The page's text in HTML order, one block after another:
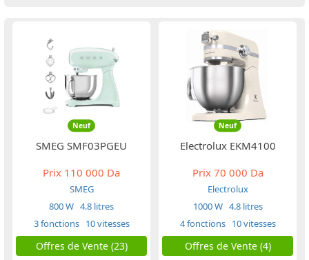
Neuf
SMEG SMF03PGEU
Prix 110 000 Da
SMEG
800 W 4.8 litres
3 fonctions 10 vitesses
Offres de Vente (23)
Neuf
Electrolux EKM4100
Prix70 000 Da
Electrolux
1000 W 4.8 litres
4 fonctions 10 vitesses
Offres de Vente (4)